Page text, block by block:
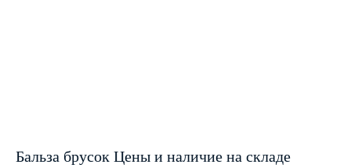
Бальза брусок Цены и наличие на складе